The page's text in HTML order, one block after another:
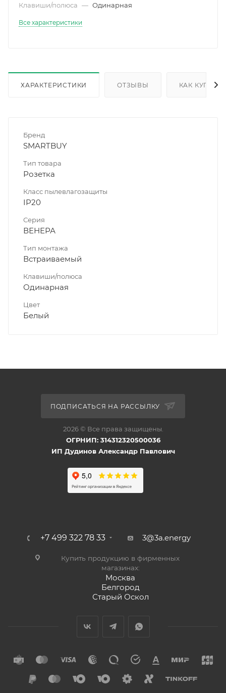
Клавиши/полюса — Одинарная
Все характеристики
ХАРАКТЕРИСТИКИ ОТЗЫВЫ КАК КУПИТЬ
Бренд
SMARTBUY
Тип товара
Розетка
Класс пылевлагозащиты
IP20
Серия
ВЕНЕРА
Тип монтажа
Встраиваемый
Клавиши/полюса
Одинарная
Цвет
Белый
ПОДПИСАТЬСЯ НА РАССЫЛКУ
2026 © Все права защищены.
ОГРНИП: 314312320500036
ИП Дудинов Александр Павлович
+7 499 322 78 33 3@3a.energy
Купить продукцию в фирменных
магазинах:
Москва
Белгород
Старый Оскол